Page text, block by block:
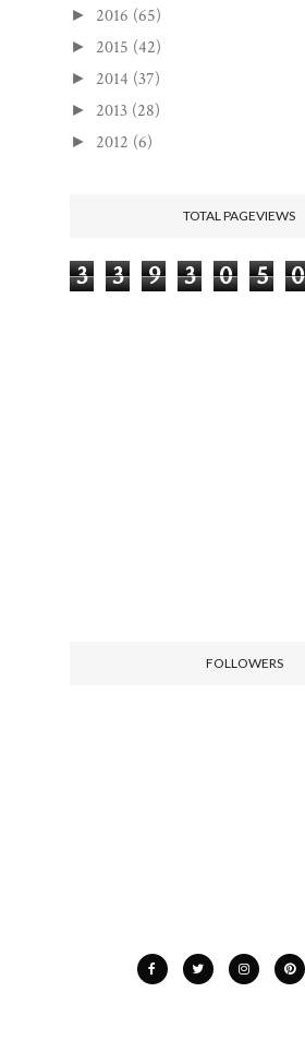
► 2016 (65)
► 2015 (42)
► 2014 (37)
► 2013 (28)
► 2012 (6)
TOTAL PAGEVIEWS
3 3 9 3 0 5 0
FOLLOWERS